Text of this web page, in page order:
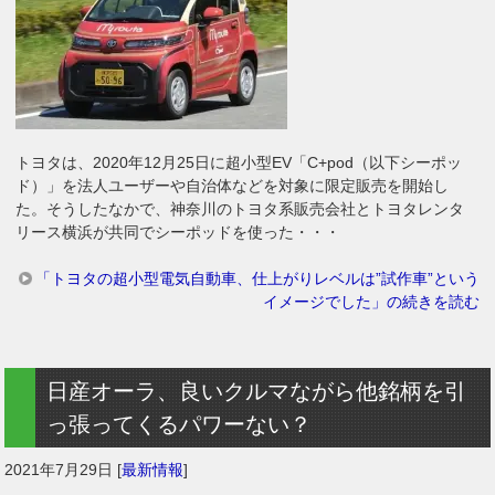
トヨタは、2020年12月25日に超小型EV「C+pod（以下シーポッ
ド）」を法人ユーザーや自治体などを対象に限定販売を開始し
た。そうしたなかで、神奈川のトヨタ系販売会社とトヨタレンタ
リース横浜が共同でシーポッドを使った・・・
「トヨタの超小型電気自動車、仕上がりレベルは”試作車”という
イメージでした」の続きを読む
日産オーラ、良いクルマながら他銘柄を引
っ張ってくるパワーない？
2021年7月29日 [最新情報]